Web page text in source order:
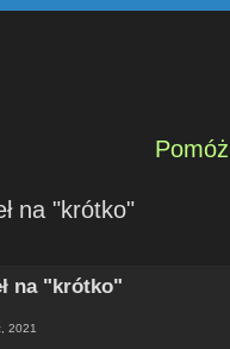
na "krótko"
na "krótko"
2021